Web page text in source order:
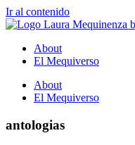
Ir al contenido
About
El Mequiverso
About
El Mequiverso
antologias